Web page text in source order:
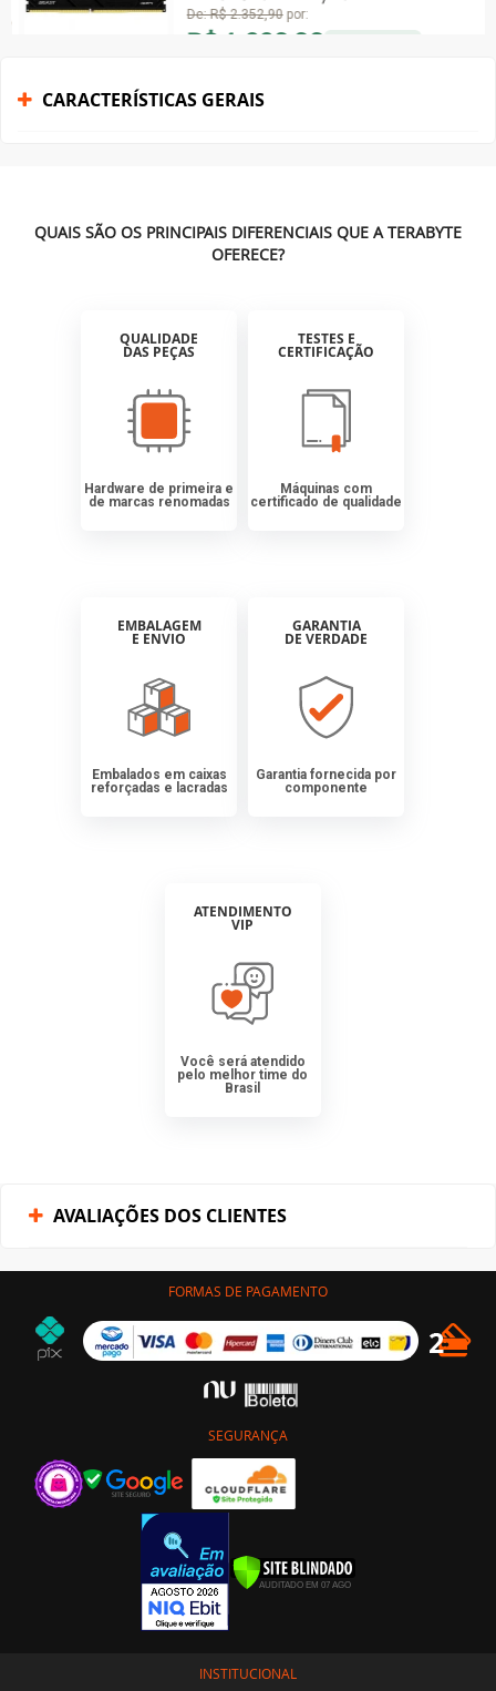
CARACTERÍSTICAS GERAIS
QUAIS SÃO OS PRINCIPAIS DIFERENCIAIS QUE A TERABYTE
OFERECE?
QUALIDADE
DAS PEÇAS
Hardware de primeira e
de marcas renomadas
TESTES E
CERTIFICAÇÃO
Máquinas com
certificado de qualidade
EMBALAGEM
E ENVIO
Embalados em caixas
reforçadas e lacradas
GARANTIA
DE VERDADE
Garantia fornecida por
componente
ATENDIMENTO
VIP
Você será atendido
pelo melhor time do
Brasil
AVALIAÇÕES DOS CLIENTES
FORMAS DE PAGAMENTO
SEGURANÇA
INSTITUCIONAL